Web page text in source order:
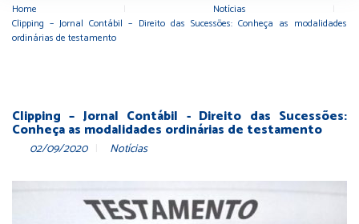
Home Notícias
Clipping – Jornal Contábil – Direito das Sucessões: Conheça as modalidades
ordinárias de testamento
Clipping – Jornal Contábil - Direito das Sucessões:
Conheça as modalidades ordinárias de testamento
02/09/2020 Notícias